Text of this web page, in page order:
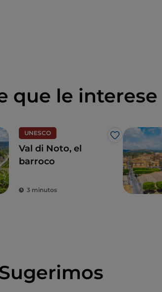
que le interese
UNESCO
Me gusta
Val di Noto, el
barroco
3 minutos